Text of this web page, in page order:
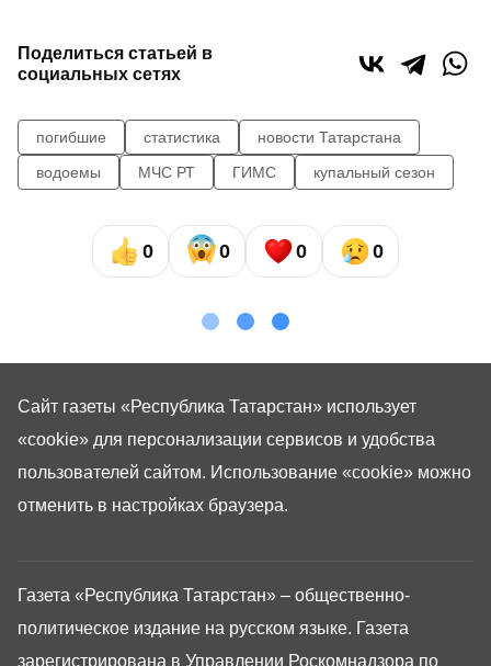
Поделиться статьей в
социальных сетях
погибшие статистика
новости Татарстана
водоемы
МЧС РТ ГИМС купальный сезон
0 0 0 0
Газета «Республика Татарстан» – общественно-
политическое издание на русском языке. Газета
зарегистрирована в Управлении Роскомнадзора по
Сайт газеты «Республика Татарстан» использует
«cookie» для персонализации сервисов и удобства
пользователей сайтом. Использование «cookie» можно
отменить в настройках браузера.